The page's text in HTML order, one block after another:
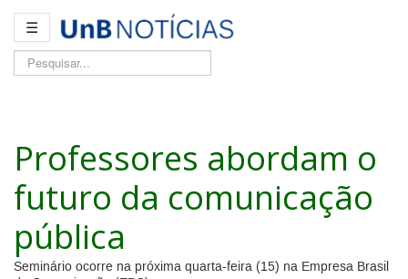
☰
Pesquisar...
Professores abordam o
futuro da comunicação
pública
Seminário ocorre na próxima quarta-feira (15) na Empresa Brasil